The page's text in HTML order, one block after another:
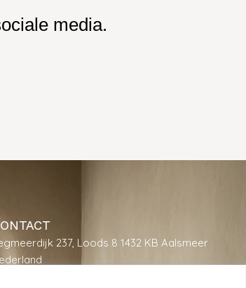
media.
237, Loods 8 1432 KB Aalsmeer